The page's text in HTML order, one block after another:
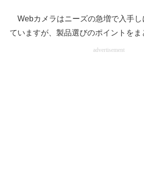
AI活用のいまが分かる
企業ITのトレンドを詳説
Webカメラはニーズの急増で入手し
ていますが、製品選びのポイントをま
advertisement